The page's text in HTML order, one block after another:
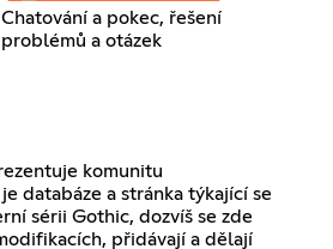
Chatování a pokec, řešení
problémů a otázek
komunitu
databáze a stránka týkající se
sérii Gothic, dozvíš se zde
přidávají a dělají